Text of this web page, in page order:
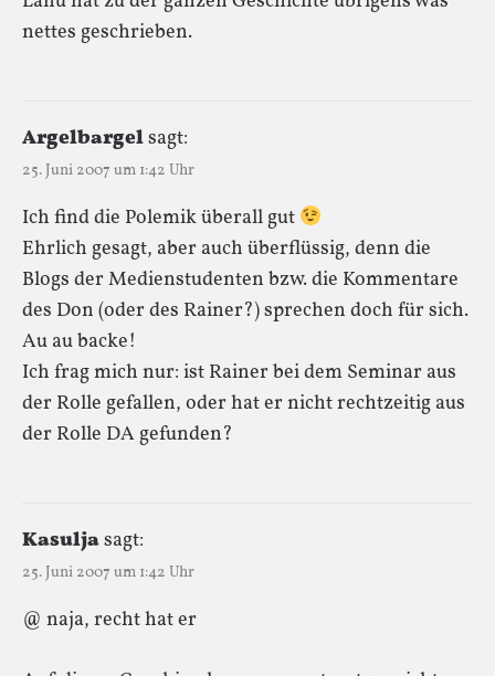
nettes geschrieben.
Argelbargelsagt:
25. Juni 2007 um 1:42 Uhr
Ich find die Polemik überall gut
Ehrlich gesagt, aber auch überflüssig, denn die
Blogs der Medienstudenten bzw. die Kommentare
des Don (oder des Rainer?) sprechen doch für sich.
Au au backe!
Ich frag mich nur: ist Rainer bei dem Seminar aus
der Rolle gefallen, oder hat er nicht rechtzeitig aus
der Rolle DA gefunden?
Kasuljasagt:
25. Juni 2007 um 1:42 Uhr
@ naja, recht hat er